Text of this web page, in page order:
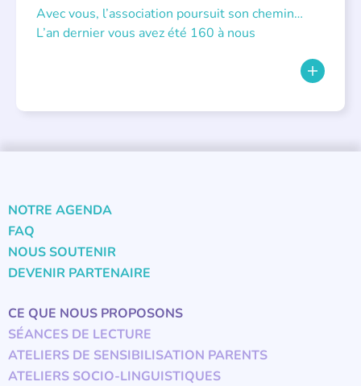
Avec vous, l’association poursuit son chemin…
L’an dernier vous avez été 160 à nous
NOTRE AGENDA
FAQ
NOUS SOUTENIR
DEVENIR PARTENAIRE
CE QUE NOUS PROPOSONS
SÉANCES DE LECTURE
ATELIERS DE SENSIBILISATION PARENTS
ATELIERS SOCIO-LINGUISTIQUES